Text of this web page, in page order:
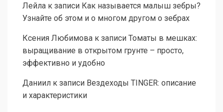
Лейла к записи Как называется малыш зебры?
Узнайте об этом и о многом другом о зебрах
Ксения Любимова к записи Томаты в мешках:
выращивание в открытом грунте – просто,
эффективно и удобно
Даниил к записи Вездеходы TINGER: описание
и характеристики